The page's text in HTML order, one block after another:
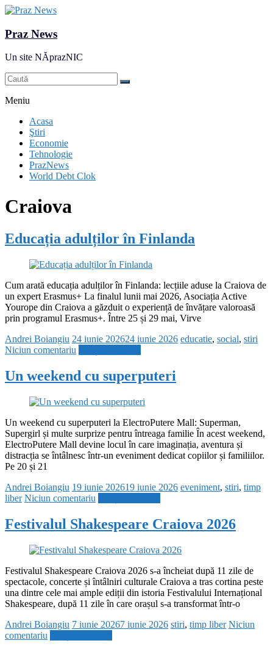
Praz News
Un site NĂprazNIC
Meniu
Acasa
Ştiri
Economie
Tehnologie
PrazNews
World Debt Clok
Craiova
Educația adulților în Finlanda
Cum arată educația adulților în Finlanda: lecțiile aduse la Craiova de
un expert Erasmus+ La finalul lunii mai 2026, Asociația Active
Yourope din Craiova a găzduit o experiență de învățare valoroasă
prin programul Erasmus+. Între 25 și 29 mai, Virve
Andrei Boiangiu 24 iunie 202624 iunie 2026 educatie, social, stiri
Niciun comentariu
Un weekend cu superputeri
Un weekend cu superputeri la ElectroPutere Mall: Superman,
Supergirl și multe surprize pentru întreaga familie În acest weekend,
ElectroPutere Mall devine locul în care imaginația, aventura și
distracția se întâlnesc într-un eveniment dedicat copiilor și familiilor.
Pe 20 și 21
Andrei Boiangiu 19 iunie 202619 iunie 2026 eveniment, stiri, timp
liber Niciun comentariu
Festivalul Shakespeare Craiova 2026
Festivalul Shakespeare Craiova 2026 s-a încheiat după 11 zile de
spectacole, concerte și întâlniri culturale Craiova a tras cortina peste
una dintre cele mai ample ediții din istoria Festivalului Internațional
Shakespeare, după 11 zile în care orașul s-a transformat într-o
Andrei Boiangiu 7 iunie 20267 iunie 2026 stiri, timp liber Niciun
comentariu